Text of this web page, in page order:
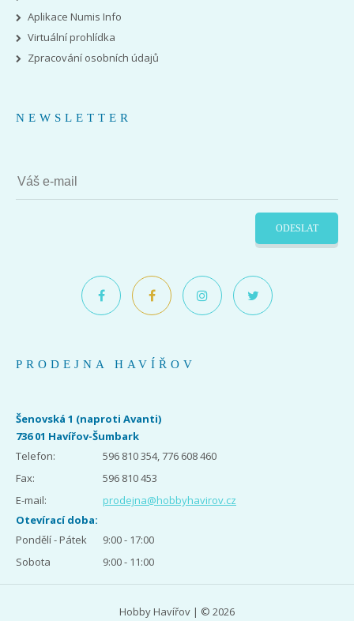
Aplikace Numis Info
Virtuální prohlídka
Zpracování osobních údajů
NEWSLETTER
ODESLAT
PRODEJNA HAVÍŘOV
Šenovská 1 (naproti Avanti)
736 01 Havířov-Šumbark
Telefon:
596 810 354, 776 608 460
Fax:
596 810 453
E-mail:
prodejna@hobbyhavirov.cz
Otevírací doba:
Pondělí - Pátek
9:00 - 17:00
Sobota
9:00 - 11:00
Hobby Havířov | © 2026